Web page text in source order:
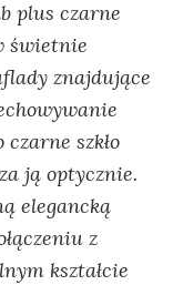
plus czarne
świetnie
znajdujące
szkło
ją optycznie.
elegancką
z
kształcie